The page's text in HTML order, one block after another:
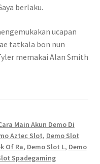
berlaku.
ucapan
tatkala bon nun
memakai Alan Smith
Main Akun Demo Di
Aztec Slot, Demo Slot
Of Ra, Demo Slot L, Demo
Spadegaming